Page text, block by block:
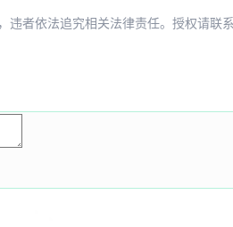
违者依法追究相关法律责任。授权请联